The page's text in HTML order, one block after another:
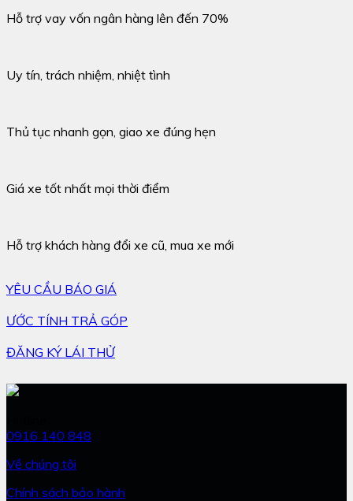
Hỗ trợ vay vốn ngân hàng lên đến 70%
Uy tín, trách nhiệm, nhiệt tình
Thủ tục nhanh gọn, giao xe đúng hẹn
Giá xe tốt nhất mọi thời điểm
Hỗ trợ khách hàng đổi xe cũ, mua xe mới
YÊU CẦU BÁO GIÁ
ƯỚC TÍNH TRẢ GÓP
ĐĂNG KÝ LÁI THỬ
0916 140 848
Về chúng tôi
Chính sách bảo hành